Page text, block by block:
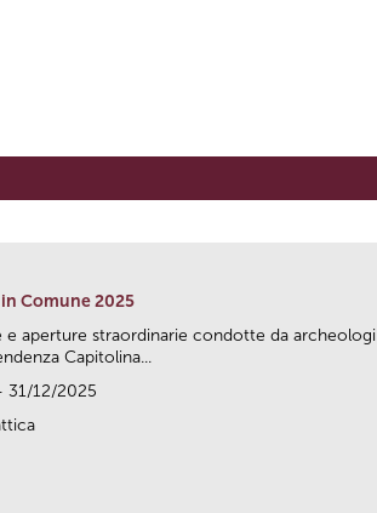
Comune 2025
e aperture straordinarie condotte da archeologi
Capitolina...
31/12/2025